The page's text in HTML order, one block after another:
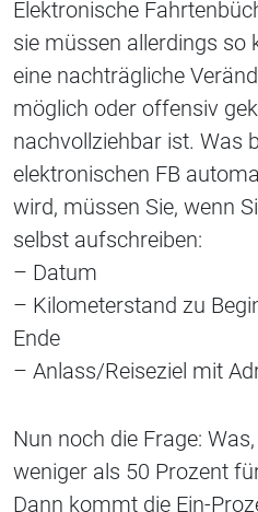
Elektronische
sie müssen allerdings so
eine nachträgliche
möglich oder offensiv
nachvollziehbar ist. Was
elektronischen FB
wird, müssen Sie, wenn
selbst aufschreiben:
– Datum
– Kilometerstand zu
Ende
– Anlass/Reiseziel mit
Nun noch die Frage:
weniger als 50 Prozent
Dann kommt die Ein-